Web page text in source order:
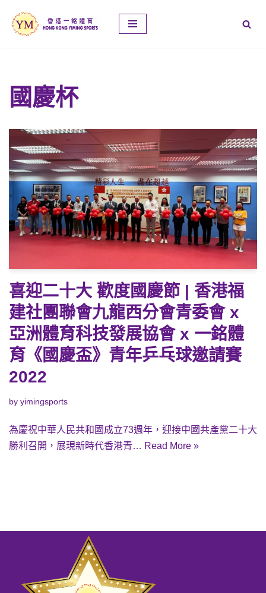
Skip
國慶杯
喜迎二十大 歡度國慶節 | 香港福
建社團聯會九龍西分會青委會 x
亞洲體育科技發展協會 x 一銘體
育《國慶盃》青年乒乓球邀請賽
2022
by yimingsports
為慶祝中華人民共和國成立73週年，迎接中國共產黨二十大
勝利召開，展現新時代香港青… Read More »